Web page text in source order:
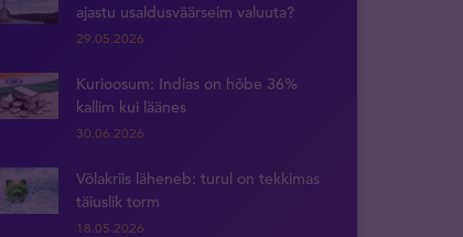
ajastu usaldusväärseim valuuta?
29.05.2026
Kurioosum: Indias on hõbe 36%
kallim kui läänes
30.06.2026
Võlakriis läheneb: turul on tekkimas
täiuslik torm
18.05.2026